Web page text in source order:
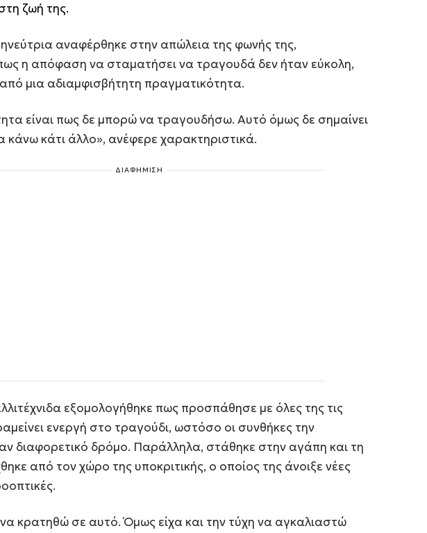
ζωή της.
αναφέρθηκε στην απώλεια της φωνής της,
η απόφαση να σταματήσει να τραγουδά δεν ήταν εύκολη,
μια αδιαμφισβήτητη πραγματικότητα.
είναι πως δε μπορώ να τραγουδήσω. Αυτό όμως δε σημαίνει
κάτι άλλο», ανέφερε χαρακτηριστικά.
ΔΙΑΦΗΜΙΣΗ
εξομολογήθηκε πως προσπάθησε με όλες της τις
ενεργή στο τραγούδι, ωστόσο οι συνθήκες την
διαφορετικό δρόμο. Παράλληλα, στάθηκε στην αγάπη και τη
από τον χώρο της υποκριτικής, ο οποίος της άνοιξε νέες
κρατηθώ σε αυτό. Όμως είχα και την τύχη να αγκαλιαστώ